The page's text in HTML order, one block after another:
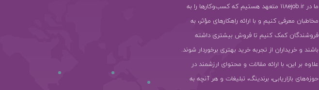
ما در 118ejob.ir متعهد هستیم که کسب‌وکارها را به
مخاطبان معرفی کنیم و با ارائه راهکارهای مؤثر، به
فروشندگان کمک کنیم تا فروش بیشتری داشته
باشند و خریداران از تجربه خرید بهتری برخوردار شوند.
علاوه بر این، با ارائه مقالات و محتوای ارزشمند در
حوزه‌های بازاریابی، برندینگ، تبلیغات و هر آنچه به